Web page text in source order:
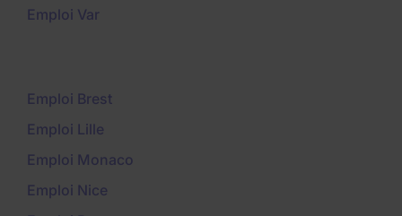
Emploi Var
Emploi Brest
Emploi Lille
Emploi Monaco
Emploi Nice